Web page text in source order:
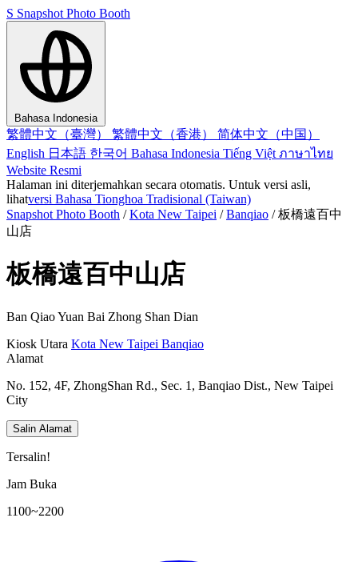
S Snapshot Photo Booth
Bahasa Indonesia
繁體中文（臺灣） 繁體中文（香港） 简体中文（中国）
English 日本語 한국어 Bahasa Indonesia Tiếng Việt ภาษาไทย
Website Resmi
Halaman ini diterjemahkan secara otomatis. Untuk versi asli,
lihatversi Bahasa Tionghoa Tradisional (Taiwan)
Snapshot Photo Booth / Kota New Taipei / Banqiao / 板橋遠百中
山店
板橋遠百中山店
Ban Qiao Yuan Bai Zhong Shan Dian
Kiosk Utara Kota New Taipei Banqiao
Alamat
No. 152, 4F, ZhongShan Rd., Sec. 1, Banqiao Dist., New Taipei
City
Salin Alamat
Tersalin!
Jam Buka
1100~2200